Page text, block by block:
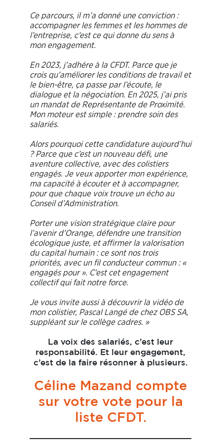
Ce parcours, il m’a donné une conviction :
accompagner les femmes et les hommes de
l’entreprise, c’est ce qui donne du sens à
mon engagement.
En 2023, j’adhére à la CFDT. Parce que je
crois qu’améliorer les conditions de travail et
le bien-être, ça passe par l’écoute, le
dialogue et la négociation. En 2025, j’ai pris
un mandat de Représentante de Proximité.
Mon moteur est simple : prendre soin des
salariés.
Alors pourquoi cette candidature aujourd’hui
? Parce que c’est un nouveau défi, une
aventure collective, avec des colistiers
engagés. Je veux apporter mon expérience,
ma capacité à écouter et à accompagner,
pour que chaque voix trouve un écho au
Conseil d’Administration.
Porter une vision stratégique claire pour
l’avenir d’Orange, défendre une transition
écologique juste, et affirmer la valorisation
du capital humain : ce sont nos trois
priorités, avec un fil conducteur commun : «
engagés pour ». C’est cet engagement
collectif qui fait notre force.
Je vous invite aussi à découvrir la vidéo de
mon colistier, Pascal Langé de chez OBS SA,
suppléant sur le collège cadres. »
La voix des salariés, c’est leur
responsabilité. Et leur engagement,
c’est de la faire résonner à plusieurs.
Céline Mazand compte
sur votre vote pour la
liste CFDT.